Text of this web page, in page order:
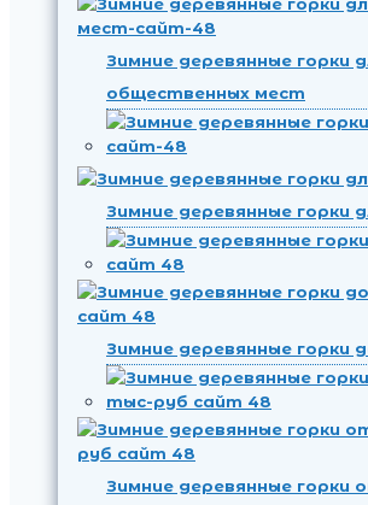
Зимние деревянные горки
общественных мест
Зимние деревянные горки
Зимние деревянные горки
Зимние деревянные горки